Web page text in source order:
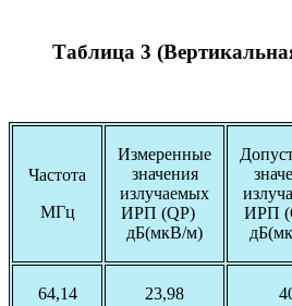
Таблица 3
Частота
МГц
Измеренные
значения
излучаемых
ИРП (QP)
дБ(мкВ/м)
ИРП
64,14 23,98